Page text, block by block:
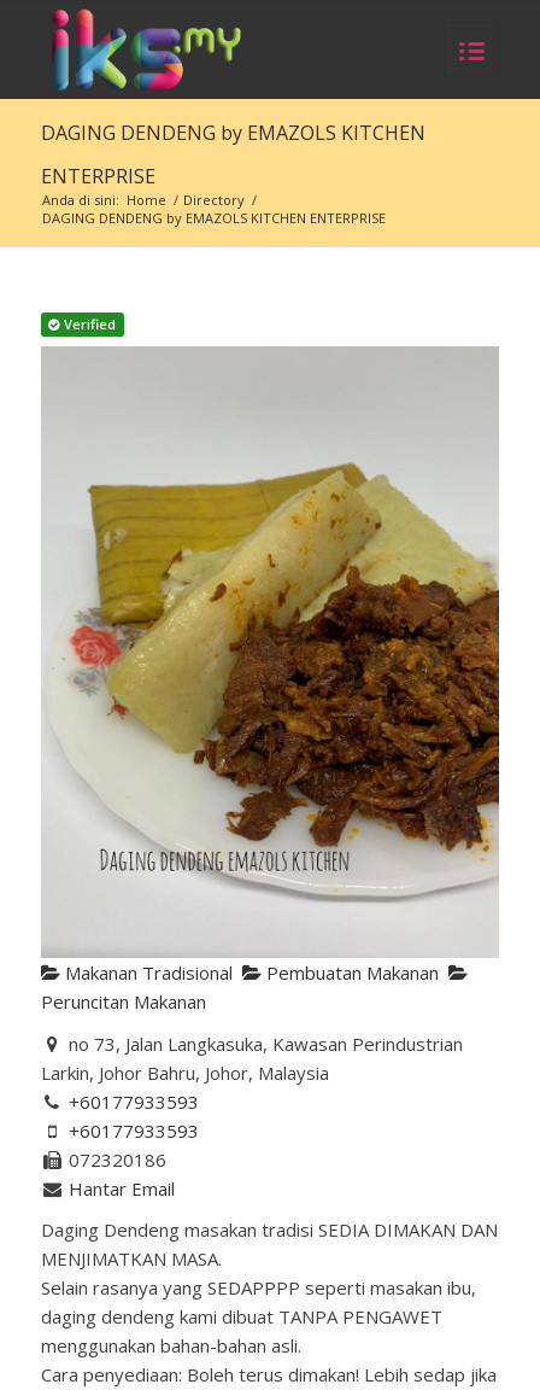
DAGING DENDENG by EMAZOLS KITCHEN
ENTERPRISE
Anda di sini: Home / Directory /
DAGING DENDENG by EMAZOLS KITCHEN ENTERPRISE
Verified
Makanan Tradisional
Pembuatan Makanan
Peruncitan Makanan
no 73, Jalan Langkasuka, Kawasan Perindustrian
Larkin, Johor Bahru, Johor, Malaysia
+60177933593
+60177933593
072320186
Hantar Email
Daging Dendeng masakan tradisi SEDIA DIMAKAN DAN
MENJIMATKAN MASA.
Selain rasanya yang SEDAPPPP seperti masakan ibu,
daging dendeng kami dibuat TANPA PENGAWET
menggunakan bahan-bahan asli.
Cara penyediaan: Boleh terus dimakan! Lebih sedap jika